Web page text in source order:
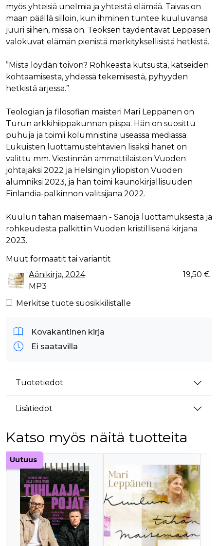
myös yhteisiä unelmia ja yhteistä elämää. Taivas on
maan päällä silloin, kun ihminen tuntee kuuluvansa
juuri siihen, missä on. Teoksen täydentävät Leppäsen
valokuvat elämän pienistä merkityksellisistä hetkistä.
”Mistä löydän toivon? Rohkeasta kutsusta, katseiden
kohtaamisesta, yhdessä tekemisestä, pyhyyden
hetkistä arjessa.”
Teologian ja filosofian maisteri Mari Leppänen on
Turun arkkihiippakunnan piispa. Hän on suosittu
puhuja ja toimii kolumnistina useassa mediassa.
Lukuisten luottamustehtävien lisäksi hänet on
valittu mm. Viestinnän ammattilaisten Vuoden
johtajaksi 2022 ja Helsingin yliopiston Vuoden
alumniksi 2023, ja hän toimi kaunokirjallisuuden
Finlandia-palkinnon valitsijana 2022.
Kuulun tähän maisemaan - Sanoja luottamuksesta ja
rohkeudesta palkittiin Vuoden kristillisenä kirjana
2023.
Muut formaatit tai variantit
Äänikirja, 2024
MP3
19,50 €
Merkitse tuote suosikkilistalle
Kovakantinen kirja
Ei saatavilla
Tuotetiedot
Lisätiedot
Katso myös näitä tuotteita
Tuoteluettelon alku
Uutuus